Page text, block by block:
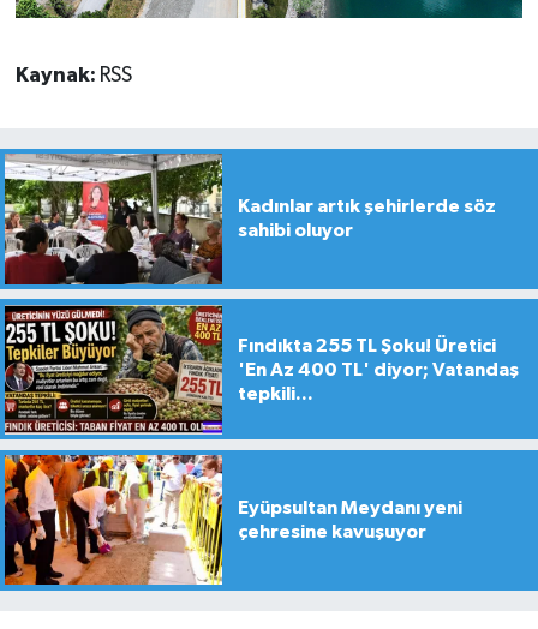
Kaynak: RSS
Kadınlar artık şehirlerde söz
sahibi oluyor
Fındıkta 255 TL Şoku! Üretici
'En Az 400 TL' diyor; Vatandaş
tepkili...
Eyüpsultan Meydanı yeni
çehresine kavuşuyor